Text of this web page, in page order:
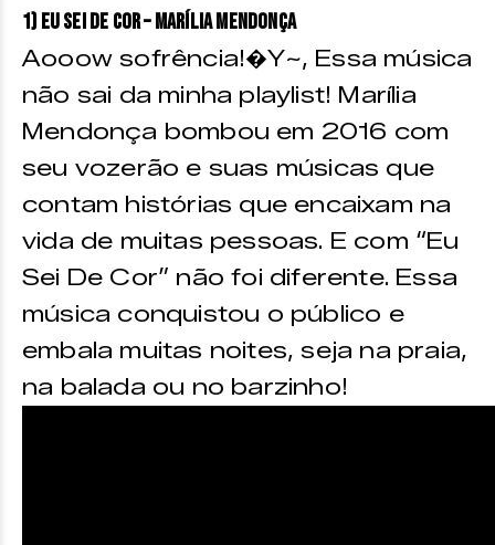
1) Eu Sei De Cor – Marília Mendonça
Aooow sofrência!�Y~, Essa música
não sai da minha playlist! Marília
Mendonça bombou em 2016 com
seu vozerão e suas músicas que
contam histórias que encaixam na
vida de muitas pessoas. E com “Eu
Sei De Cor” não foi diferente. Essa
música conquistou o público e
embala muitas noites, seja na praia,
na balada ou no barzinho!